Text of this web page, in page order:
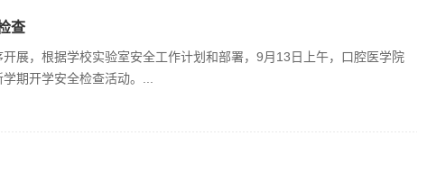
查
展，根据学校实验室安全工作计划和部署，9月13日上午，口腔医学院
期开学安全检查活动。...